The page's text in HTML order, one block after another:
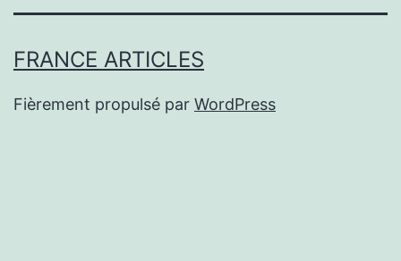
FRANCE ARTICLES
Fièrement propulsé par WordPress